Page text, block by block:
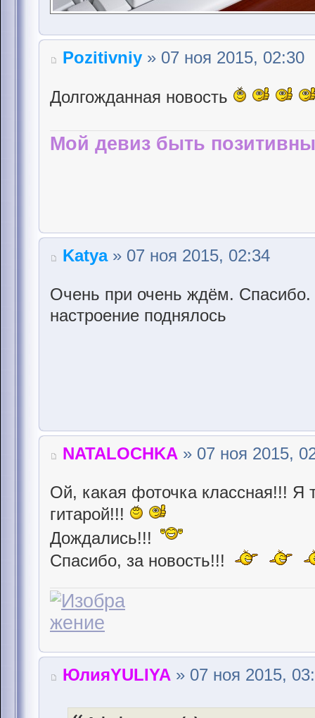
Pozitivniy » 07 ноя 2015, 02:30
Долгожданная новость
Мой девиз быть
Katya» 07 ноя 2015, 02:34
Очень при очень ждём. Спасибо.
настроение поднялось
NATALOCHKA » 07 ноя 2015,
Ой, какая фоточка классная!!! Я
гитарой!!!
Дождались!!!
Спасибо, за новость!!!
ЮлияYULIYA » 07 ноя 2015,